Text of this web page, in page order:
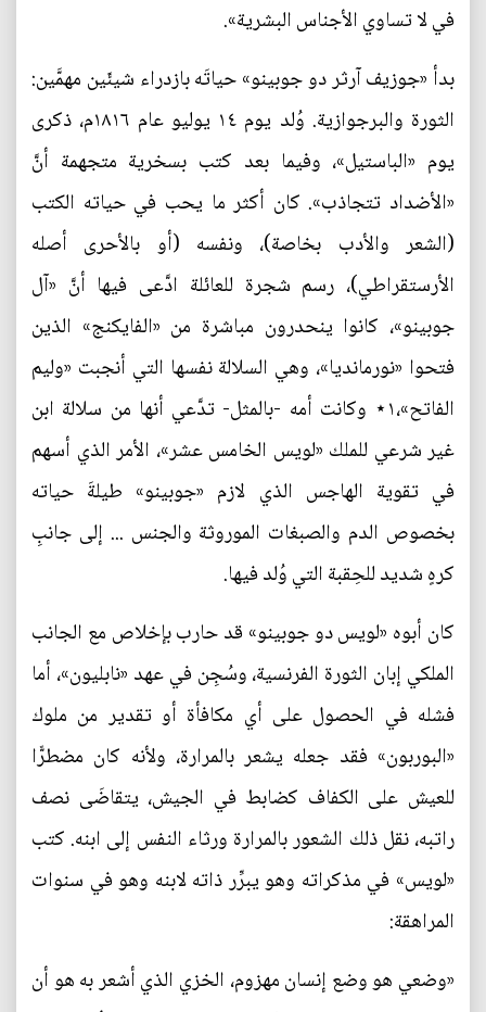
في لا تساوي الأجناس البشرية».
بدأ «جوزيف آرثر دو جوبينو» حياتَه بازدراء شيئَين مهمَّين:
الثورة والبرجوازية. وُلد يوم ١٤ يوليو عام ١٨١٦م، ذكرى
يوم «الباستيل»، وفيما بعد كتب بسخرية متجهمة أنَّ
«الأضداد تتجاذب». كان أكثر ما يحب في حياته الكتب
(الشعر والأدب بخاصة)، ونفسه (أو بالأحرى أصله
الأرستقراطي)، رسم شجرة للعائلة ادَّعى فيها أنَّ «آل
جوبينو»، كانوا ينحدرون مباشرة من «الفايكنج» الذين
فتحوا «نورمانديا»، وهي السلالة نفسها التي أنجبت «وليم
الفاتح»،١⋆ وكانت أمه -بالمثل- تدَّعي أنها من سلالة ابن
غير شرعي للملك «لويس الخامس عشر»، الأمر الذي أسهم
في تقوية الهاجس الذي لازم «جوبينو» طيلةَ حياته
بخصوص الدم والصبغات الموروثة والجنس ... إلى جانبِ
كرهٍ شديد للحِقبة التي وُلد فيها.
كان أبوه «لويس دو جوبينو» قد حارب بإخلاص مع الجانب
الملكي إبان الثورة الفرنسية، وسُجِن في عهد «نابليون»، أما
فشله في الحصول على أي مكافأة أو تقدير من ملوك
«البوربون» فقد جعله يشعر بالمرارة، ولأنه كان مضطرًّا
للعيش على الكفاف كضابط في الجيش، يتقاضَى نصف
راتبه، نقل ذلك الشعور بالمرارة ورثاء النفس إلى ابنه. كتب
«لويس» في مذكراته وهو يبرِّر ذاته لابنه وهو في سنوات
المراهقة:
«وضعي هو وضع إنسان مهزوم، الخزي الذي أشعر به هو أن